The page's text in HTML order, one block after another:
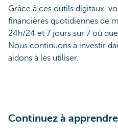
Grâce à ces outils digitaux,
financières quotidiennes de
24h/24 et 7 jours sur 7 où
Nous continuons à investir
aidons à les utiliser.
Continuez à